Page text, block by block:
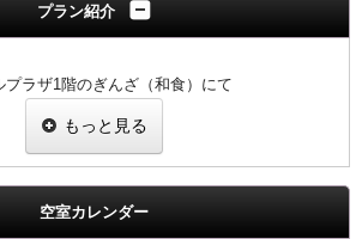
プラン紹介
ラザ1階のぎんざ（和食）にて
だけるお値打ちなプランです。
油蔵、向出醤油醸造元の【宝扇醤油】を使った
しく焼き上げました。
もっと見る
空室カレンダー